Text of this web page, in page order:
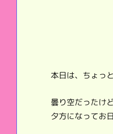
本日は、ちょっ
曇り空だったけど
夕方になってお